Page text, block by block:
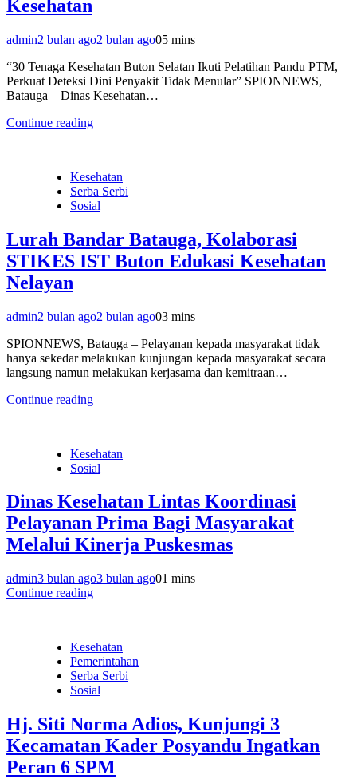
Kesehatan
admin2 bulan ago2 bulan ago05 mins
“30 Tenaga Kesehatan Buton Selatan Ikuti Pelatihan Pandu PTM,
Perkuat Deteksi Dini Penyakit Tidak Menular” SPIONNEWS,
Batauga – Dinas Kesehatan…
Continue reading
Kesehatan
Serba Serbi
Sosial
Lurah Bandar Batauga, Kolaborasi
STIKES IST Buton Edukasi Kesehatan
Nelayan
admin2 bulan ago2 bulan ago03 mins
SPIONNEWS, Batauga – Pelayanan kepada masyarakat tidak
hanya sekedar melakukan kunjungan kepada masyarakat secara
langsung namun melakukan kerjasama dan kemitraan…
Continue reading
Kesehatan
Sosial
Dinas Kesehatan Lintas Koordinasi
Pelayanan Prima Bagi Masyarakat
Melalui Kinerja Puskesmas
admin3 bulan ago3 bulan ago01 mins
Continue reading
Kesehatan
Pemerintahan
Serba Serbi
Sosial
Hj. Siti Norma Adios, Kunjungi 3
Kecamatan Kader Posyandu Ingatkan
Peran 6 SPM